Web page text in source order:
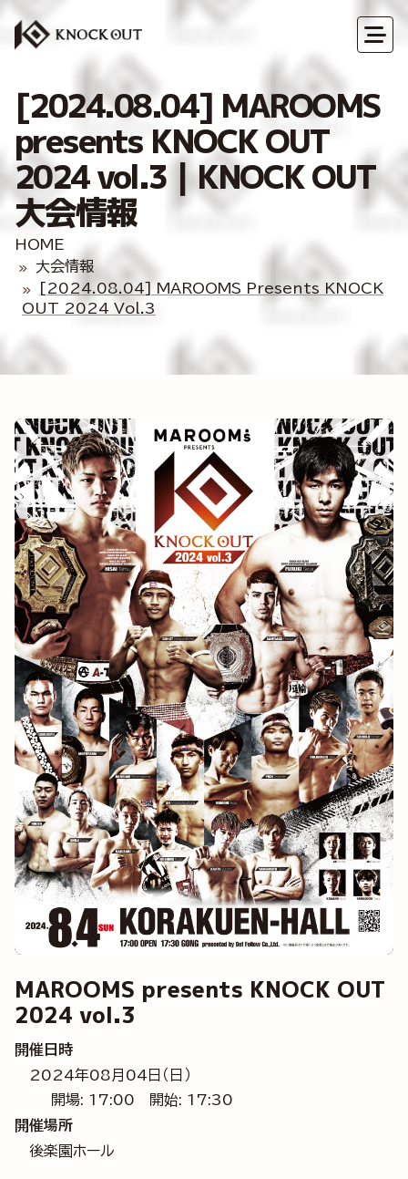
[2024.08.04] MAROOMS
presents KNOCK OUT
2024 vol.3｜KNOCK OUT
大会情報
HOME
大会情報
[2024.08.04] MAROOMS Presents KNOCK
OUT 2024 Vol.3
MAROOMS presents KNOCK OUT
2024 vol.3
開催日時
2024年08月04日（日）
開場: 17:00
開始: 17:30
開催場所
後楽園ホール